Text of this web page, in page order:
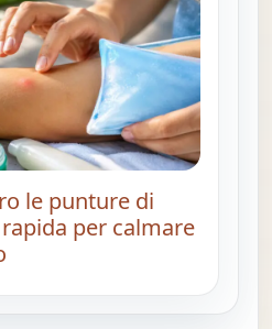
le punture di
per calmare